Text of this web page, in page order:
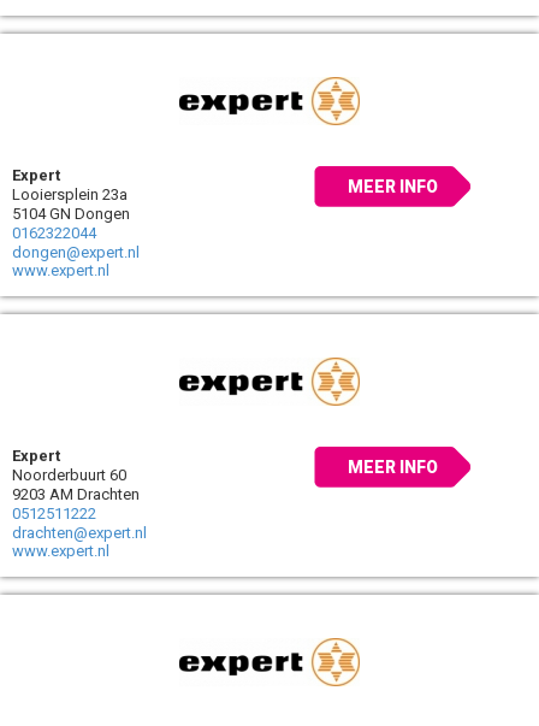
Expert
Looiersplein 23a
5104 GN Dongen
0162322044
dongen@expert.nl
www.expert.nl
MEER INFO
Expert
Noorderbuurt 60
9203 AM Drachten
0512511222
drachten@expert.nl
www.expert.nl
MEER INFO